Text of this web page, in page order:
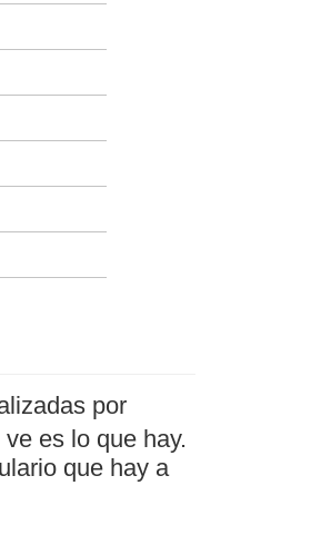
por
es lo que hay.
que hay a